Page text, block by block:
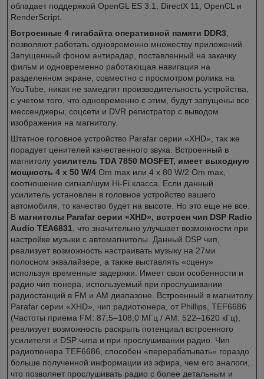
обладает поддержкой OpenGL ES 3.1, DirectX 11, OpenCL и
RenderScript.
Встроенные 4 гигабайта оперативной памяти DDR3
позволяют работать одновременно множеству приложений.
Запущенный фоном антирадар, поставленный на закачку
фильм и одновременно работающая навигация на
разделенном экране, совместно с просмотром ролика на
YouTube, никак не замедлят производительность устройства,
с учетом того, что одновременно с этим, будут запущены все
мессенджеры, соцсети и DVR регистратор с выводом
изображения на магнитолу.
Штатное головное устройство Parafar серии «XHD», так же
порадует ценителей качественного звука. Встроенный в
магнитолу усилитель TDA 7850 MOSFET, имеет выходную
мощность 4 x 50 W/4 Om max или 4 x 80 W/2 Om max,
соотношение сигнал/шум Hi-Fi класса. Если данный
усилитель установлен в головное устройство вашего
автомобиля, то качество будет на высоте. Но это еще не все.
В магнитолы Parafar серии «XHD», встроен чип DSP Radio
Audio TEA6831 , что значительно улучшает возможности при
настройке музыки с автомагнитолы. Данный DSP чип,
реализует возможность настраивать музыку на 27ми
полосном эквалайзере, а также выставлять «сцену»
используя временные задержки. Имеет свои особенности и
радио чип тюнера, используемый при прослушивании
радиостанций в FM и AM диапазоне. Встроенный в магнитолу
Parafar серии «XHD», чип радиотюнера, от Phillips, TEF6686
(Частоты приема FM: 87,5–108,0 МГц / AM: 522–1620 кГц),
реализует возможность раскрыть потенциал встроенного
усилителя и DSP чипа и при прослушивании радио. Чип
радиотюнера TEF6686, способен «перерабатывать» гораздо
больше полученной информации из эфира, чем его аналоги,
что позволяет прослушивать радио с более детальным и